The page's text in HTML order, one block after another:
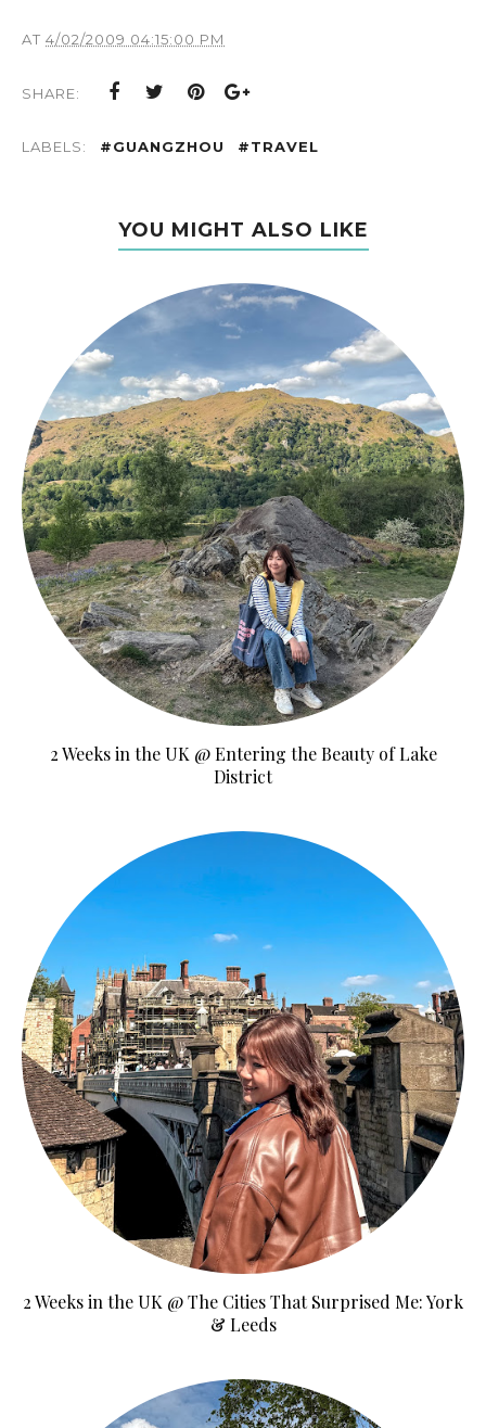
AT 4/02/2009 04:15:00 PM
SHARE:
LABELS: #GUANGZHOU #TRAVEL
YOU MIGHT ALSO LIKE
2 Weeks in the UK @ Entering the Beauty of Lake
District
2 Weeks in the UK @ The Cities That Surprised Me: York
& Leeds